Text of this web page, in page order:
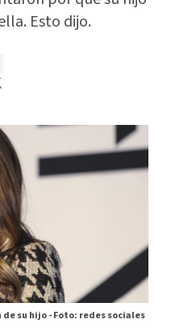
Esto dijo.
su hijo -Foto: redes sociales